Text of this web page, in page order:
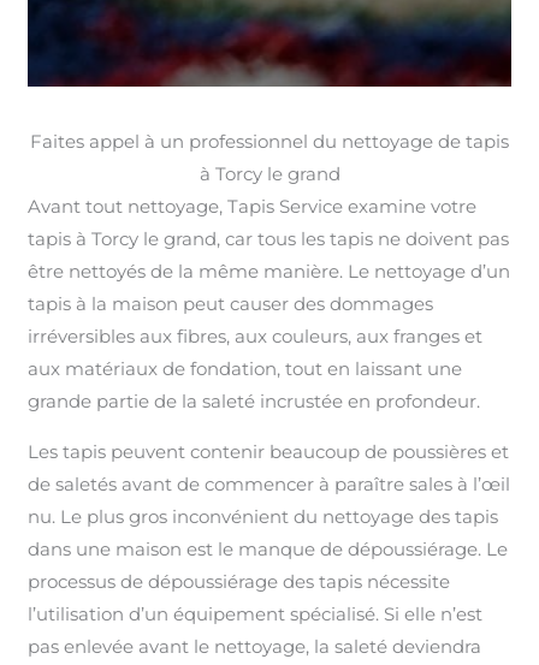
Faites appel à un professionnel du nettoyage de tapis
à Torcy le grand
Avant tout nettoyage, Tapis Service examine votre
tapis à Torcy le grand, car tous les tapis ne doivent pas
être nettoyés de la même manière. Le nettoyage d’un
tapis à la maison peut causer des dommages
irréversibles aux fibres, aux couleurs, aux franges et
aux matériaux de fondation, tout en laissant une
grande partie de la saleté incrustée en profondeur.
Les tapis peuvent contenir beaucoup de poussières et
de saletés avant de commencer à paraître sales à l’œil
nu. Le plus gros inconvénient du nettoyage des tapis
dans une maison est le manque de dépoussiérage. Le
processus de dépoussiérage des tapis nécessite
l’utilisation d’un équipement spécialisé. Si elle n’est
pas enlevée avant le nettoyage, la saleté deviendra